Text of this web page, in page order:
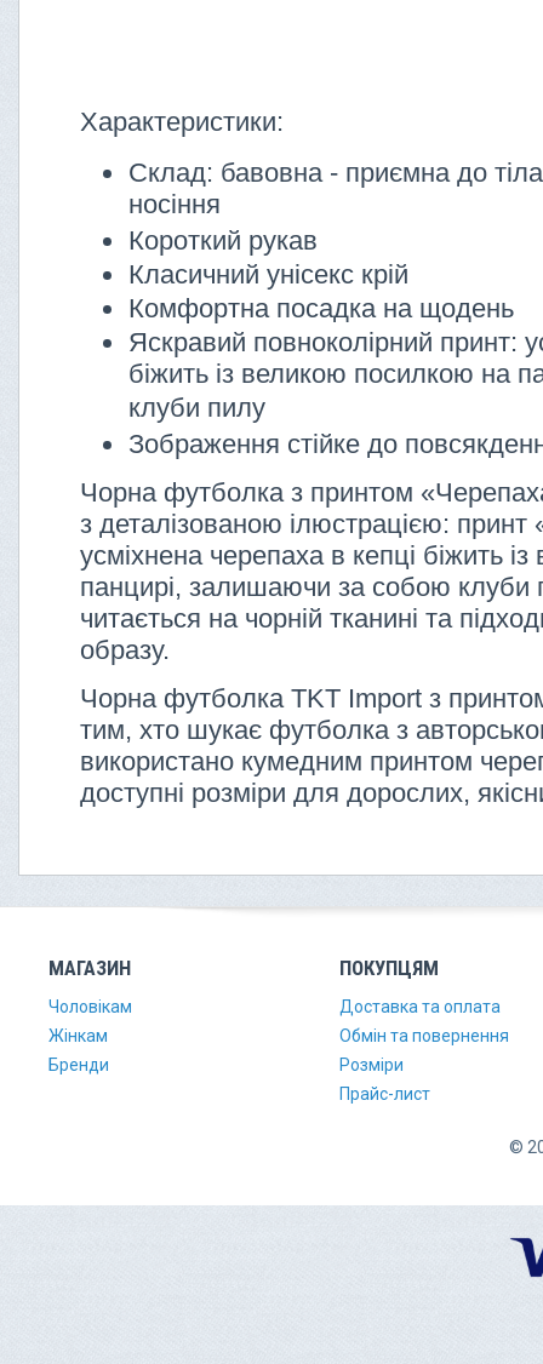
Характеристики:
Склад: бавовна - приємна до
носіння
Короткий рукав
Класичний унісекс крій
Комфортна посадка на щодень
Яскравий повноколірний принт:
біжить із великою посилкою на
клуби пилу
Зображення стійке до
Чорна футболка з принтом
з деталізованою ілюстрацією: принт
усміхнена черепаха в кепці біжить
панцирі, залишаючи за собою клуби
читається на чорній тканині та
образу.
Чорна футболка TKT Import з
тим, хто шукає футболка з
використано кумедним принтом
доступні розміри для дорослих,
МАГАЗИН
Чоловікам
Жінкам
Бренди
ПОКУПЦЯМ
Доставка та оплата
Обмін та повернення
Розміри
Прайс-лист
©